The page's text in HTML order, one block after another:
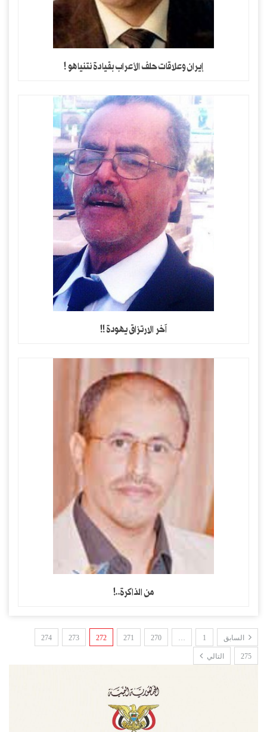
إيران وعلاقات حلف الأعراب بقيادة نتنياهو !
آخر الارتزاق يهودة !!
من الذاكرة..!
السابق 1
…
270
271
272
273
274
275 التالي